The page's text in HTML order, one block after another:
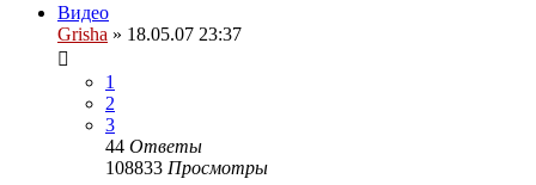
Видео
Grisha » 18.05.07 23:37
1
2
3
44 Ответы
108833 Просмотры